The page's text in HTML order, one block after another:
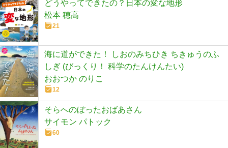
どうやってできたの？日本の変な地形
松本 穂高
21
海に道ができた！ しおのみちひき ちきゅうのふ
しぎ (びっくり！ 科学のたんけんたい)
おおつか のりこ
12
そらへのぼったおばあさん
サイモン パトック
60